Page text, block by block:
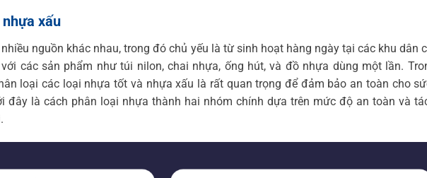
xấu
nguồn khác nhau, trong đó chủ yếu là từ sinh hoạt hàng ngày tại các khu dân
các sản phẩm như túi nilon, chai nhựa, ống hút, và đồ nhựa dùng một lần.
loại các loại nhựa tốt và nhựa xấu là rất quan trọng để đảm bảo an toàn cho
đây là cách phân loại nhựa thành hai nhóm chính dựa trên mức độ an toàn và